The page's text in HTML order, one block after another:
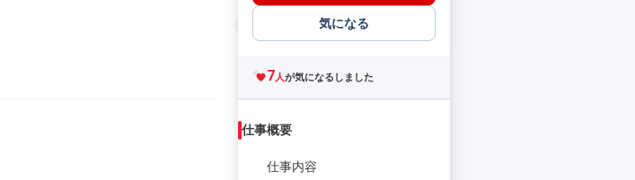
気になる
7人が気になるしました
仕事概要
仕事内容